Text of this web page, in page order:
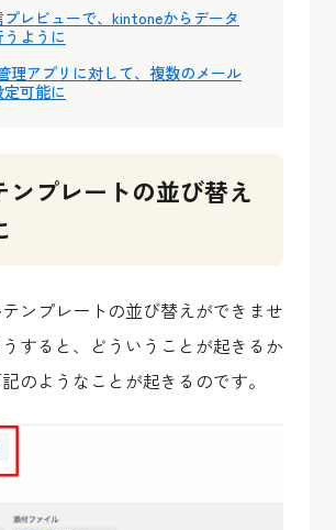
プレビューで、kintoneからデータ
ように
理アプリに対して、複数のメール
可能に
ンプレートの並び替え
ンプレートの並び替えができませ
すると、どういうことが起きるか
のようなことが起きるのです。